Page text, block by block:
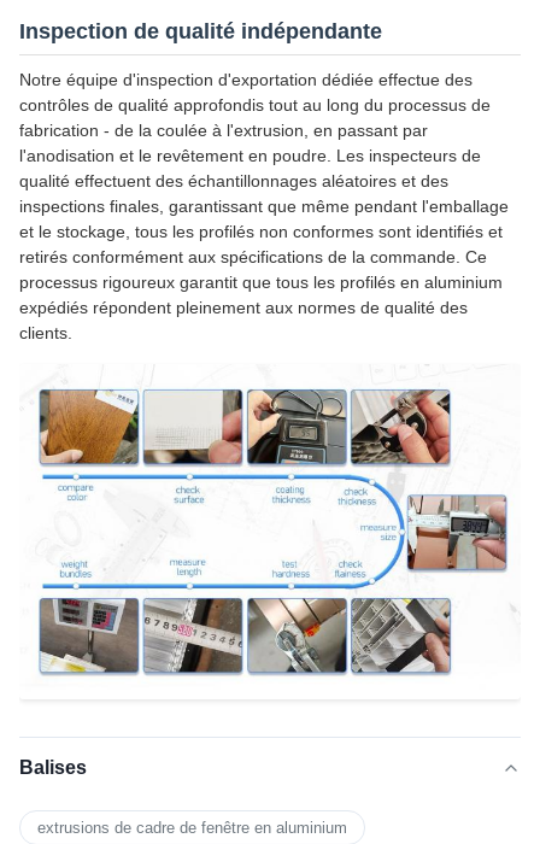
Inspection de qualité indépendante
Notre équipe d'inspection d'exportation dédiée effectue des
contrôles de qualité approfondis tout au long du processus de
fabrication - de la coulée à l'extrusion, en passant par
l'anodisation et le revêtement en poudre. Les inspecteurs de
qualité effectuent des échantillonnages aléatoires et des
inspections finales, garantissant que même pendant l'emballage
et le stockage, tous les profilés non conformes sont identifiés et
retirés conformément aux spécifications de la commande. Ce
processus rigoureux garantit que tous les profilés en aluminium
expédiés répondent pleinement aux normes de qualité des
clients.
Balises
extrusions de cadre de fenêtre en aluminium